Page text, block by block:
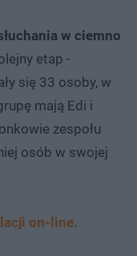
w ciemno
etap -
się 33 osoby, w
mają Edi i
zespołu
osób w swojej
on-line.